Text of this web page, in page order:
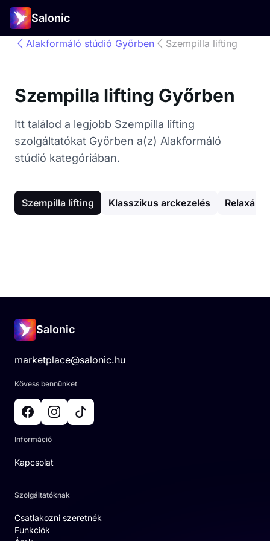
Salonic
Alakformáló stúdió Győrben Szempilla lifting
Szempilla lifting Győrben
Itt találod a legjobb Szempilla lifting
szolgáltatókat Győrben a(z) Alakformáló
stúdió kategóriában.
Szempilla lifting Klasszikus arckezelés Relaxáló
Salonic
marketplace@salonic.hu
Kövess bennünket
Információ
Kapcsolat
Szolgáltatóknak
Csatlakozni szeretnék
Funkciók